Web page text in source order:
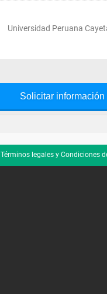
Universidad Peruana
Solicitar información
Términos legales y Condiciones